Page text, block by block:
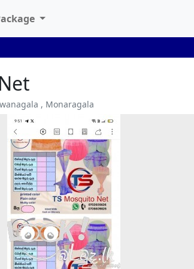
, Monaragala